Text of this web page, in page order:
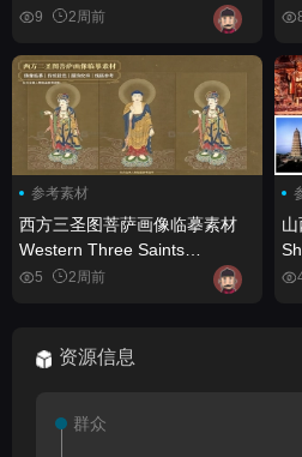
Year picture reference
9 2周前
参考素材
西方三圣图菩萨画像临摹素材
Western Three Saints
Bodhisattva portrait copy
5 2周前
资源信息
群众